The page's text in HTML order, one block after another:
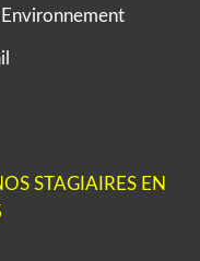
STAGIAIRES EN